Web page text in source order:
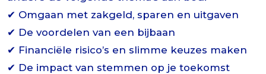
✔ Omgaan met zakgeld, sparen en uitgaven
✔ De voordelen van een bijbaan
✔ Financiële risico’s en slimme keuzes maken
✔ De impact van stemmen op je toekomst